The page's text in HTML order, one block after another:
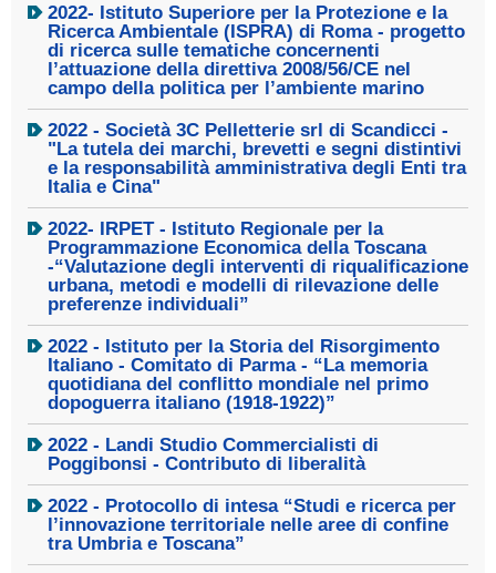
2022- Istituto Superiore per la Protezione e la
Ricerca Ambientale (ISPRA) di Roma - progetto
di ricerca sulle tematiche concernenti
l’attuazione della direttiva 2008/56/CE nel
campo della politica per l’ambiente marino
2022 - Società 3C Pelletterie srl di Scandicci -
"La tutela dei marchi, brevetti e segni distintivi
e la responsabilità amministrativa degli Enti tra
Italia e Cina"
2022- IRPET - Istituto Regionale per la
Programmazione Economica della Toscana
-“Valutazione degli interventi di riqualificazione
urbana, metodi e modelli di rilevazione delle
preferenze individuali”
2022 - Istituto per la Storia del Risorgimento
Italiano - Comitato di Parma - “La memoria
quotidiana del conflitto mondiale nel primo
dopoguerra italiano (1918-1922)”
2022 - Landi Studio Commercialisti di
Poggibonsi - Contributo di liberalità
2022 - Protocollo di intesa “Studi e ricerca per
l’innovazione territoriale nelle aree di confine
tra Umbria e Toscana”